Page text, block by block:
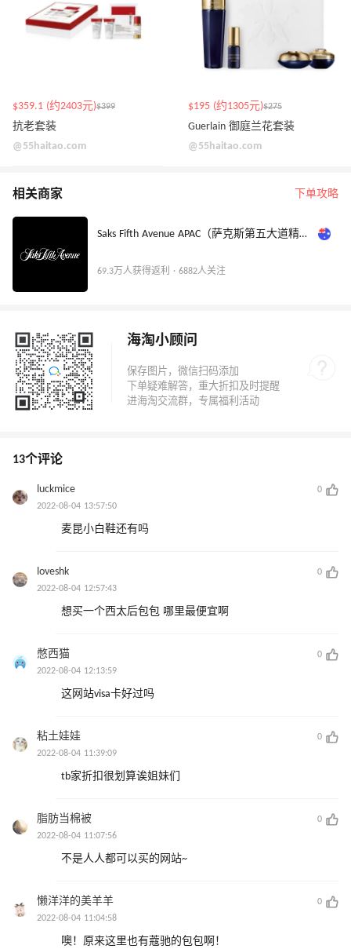
$359.1 (约2403元)$399
抗老套装
@55haitao.com
$195 (约1305元)$275
Guerlain 御庭兰花套装
@55haitao.com
相关商家 下单攻略
Saks Fifth Avenue APAC（萨克斯第五大道精品百货店亚太站）
69.3万人获得返利 · 6882人关注
海淘小顾问
13个评论
luckmice
0
2022-08-04 13:57:50
麦昆小白鞋还有吗
loveshk
0
2022-08-04 12:57:43
想买一个西太后包包 哪里最便宜啊
憋西猫
0
2022-08-04 12:13:59
这网站visa卡好过吗
粘土娃娃
0
2022-08-04 11:39:09
tb家折扣很划算诶姐妹们
脂肪当棉被
0
2022-08-04 11:07:56
不是人人都可以买的网站~
懒洋洋的美羊羊
0
2022-08-04 11:04:58
噢！原来这里也有蔻驰的包包啊！